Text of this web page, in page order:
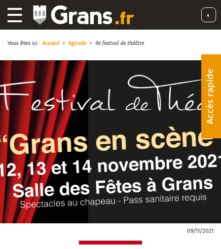
☰ ◐
Accès rapide
Vous êtes ici : Accueil> Agenda > 9e festival de théâtre
09/11/2021